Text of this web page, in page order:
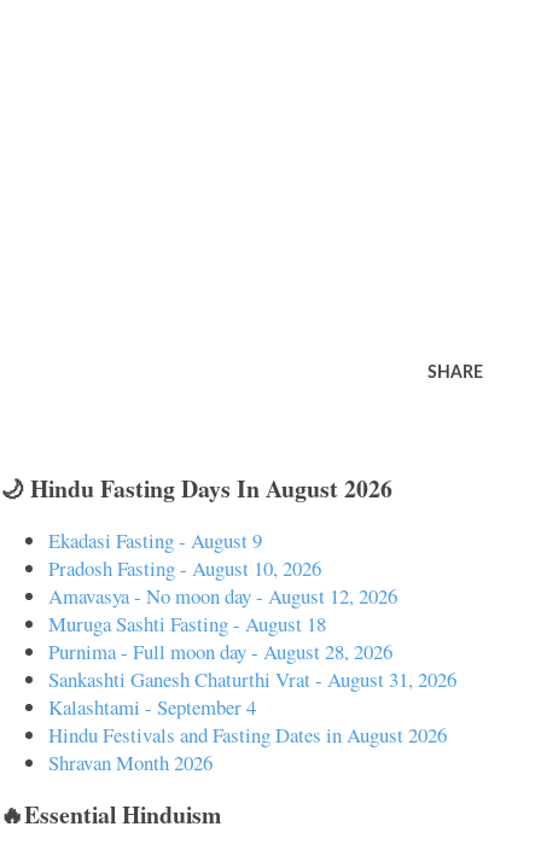
SHARE
🌙 Hindu Fasting Days In August 2026
Ekadasi Fasting - August 9
Pradosh Fasting - August 10, 2026
Amavasya - No moon day - August 12, 2026
Muruga Sashti Fasting - August 18
Purnima - Full moon day - August 28, 2026
Sankashti Ganesh Chaturthi Vrat - August 31, 2026
Kalashtami - September 4
Hindu Festivals and Fasting Dates in August 2026
Shravan Month 2026
🔥Essential Hinduism